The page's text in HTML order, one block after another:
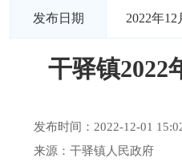
发布日期 2022年12
干驿镇2022
发布时间：2022-12-01
来源：干驿镇人民政府